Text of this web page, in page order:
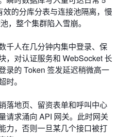
的分库分表与连接池隔离，慢
，整个集群陷入雪崩。
千人在几分钟内集中登录、保
，对认证服务和 WebSocket 长
录的 Token 签发延迟稍微高一
时。
落地页、留资表单和呼叫中心
请求涌向 API 网关。此时网关
力，否则一旦某几个接口被打